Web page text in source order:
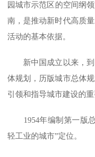
园城市示范区的空间纲
南，是推动新时代高质
活动的基本依据。
新中国成立以来，到
体规划，历版城市总体
引领和指导城市建设的重
1954年编制第一版总
轻工业的城市”定位。